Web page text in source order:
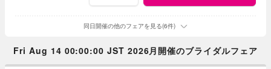
同日開催の他のフェアを見る(6件)
Fri Aug 14 00:00:00 JST 2026月開催のブライダルフェア